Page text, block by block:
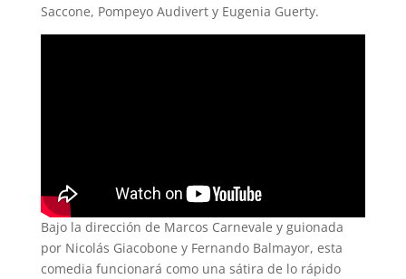
Saccone, Pompeyo Audivert y Eugenia Guerty.
Bajo la dirección de Marcos Carnevale y guionada
por Nicolás Giacobone y Fernando Balmayor, esta
comedia funcionará como una sátira de lo rápido